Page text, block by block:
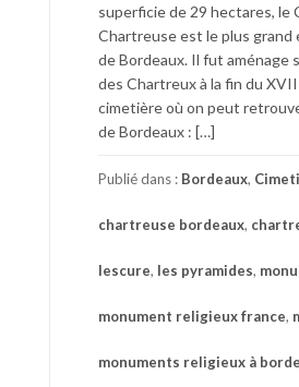
superficie de 29 hectares, le
Chartreuse est le plus grand
de Bordeaux. Il fut aménage
des Chartreux à la fin du
cimetière où on peut
de Bordeaux : […]
Publié dans : Bordeaux,
chartreuse bordeaux,
lescure, les pyramides,
monument religieux france,
monuments religieux à